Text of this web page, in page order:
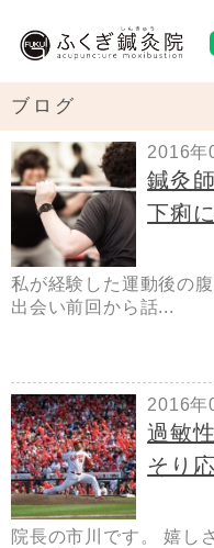
ブログ
2016年
鍼灸
下痢
私が経験した運動後の
出会い前回から話...
2016年
過敏
そり
院長の市川です。 嬉し